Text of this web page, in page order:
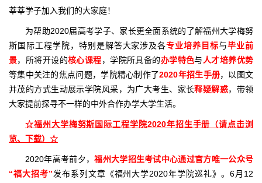
莘莘学子加入我们的大家庭！
为帮助2020届高考学子、家长更全面系统的了解福州大学梅努
斯国际工程学院，特别是解答大家涉及各专业培养目标与毕业前
景，所将开设的核心课程，学院所具备的办学特色与 人才培养优势
等集中关注的焦点问题，学院精心制作了2020年招生手册，以图文
并茂的方式生动展示学院风采，为广大考生、家长释疑解惑，带领
大家提前探寻不一样的中外合作办学大学生活。
☆福州大学梅努斯国际工程学院2020年招生手册（请点击浏
览、下载）☆
2020年高考前夕，福州大学招生考试中心通过官方唯一公众号
“福大招考”发布系列文章《福州大学2020年学院巡礼》。6月12